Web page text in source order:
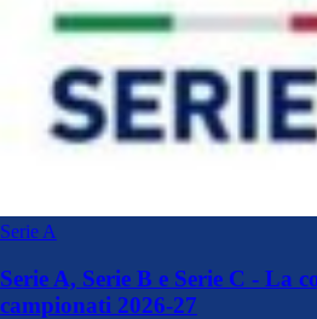
Serie A
Serie A, Serie B e Serie C - La
campionati 2026-27